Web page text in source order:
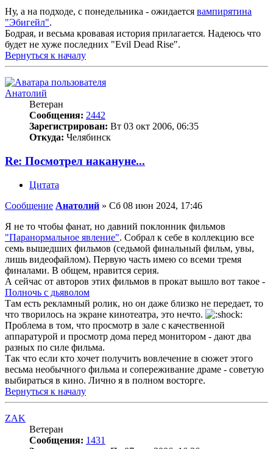
Ну, а на подходе, с понедельника - ожидается вампирятина
"Эбигейл".
Бодрая, и весьма кровавая история прилагается. Надеюсь что
будет не хуже последних "Evil Dead Rise".
Вернуться к началу
Анатолий
Ветеран
Сообщения: 2442
Зарегистрирован: Вт 03 окт 2006, 06:35
Откуда: Челябинск
Re: Посмотрел накануне...
Цитата
Сообщение Анатолий » Сб 08 июн 2024, 17:46
Я не то чтобы фанат, но давний поклонник фильмов
"Паранормальное явление". Собрал к себе в коллекцию все
семь вышедших фильмов (седьмой финальный фильм, увы,
лишь видеофайлом). Первую часть имею со всеми тремя
финалами. В общем, нравится серия.
А сейчас от авторов этих фильмов в прокат вышло вот такое -
Полночь с дьяволом
Там есть рекламный ролик, но он даже близко не передает, то
что творилось на экране кинотеатра, это нечто.
Проблема в том, что просмотр в зале с качественной
аппаратурой и просмотр дома перед монитором - дают два
разных по силе фильма.
Так что если кто хочет получить вовлечение в сюжет этого
весьма необычного фильма и сопереживание драме - советую
выбираться в кино. Лично я в полном восторге.
Вернуться к началу
ZAK
Ветеран
Сообщения: 1431